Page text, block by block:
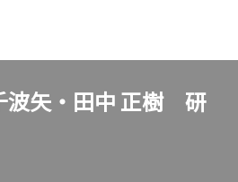
波矢・田中 正樹 研